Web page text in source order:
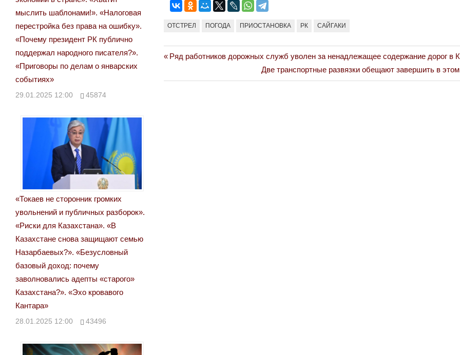
ОТСТРЕЛ ПОГОДА ПРИОСТАНОВКА РК САЙГАКИ
Навигация
по
Previous
Ряд работников дорожных служб уволен за ненадлежащее содержание дорог в
Next
Post:
Две транспортные развязки обещают завершить в
мыслить шаблонами!». «Налоговая
перестройка без права на ошибку».
«Почему президент РК публично
поддержал народного писателя?».
«Приговоры по делам о январских
событиях»
29.01.2025 12:00 45874
«Токаев не сторонник громких
увольнений и публичных разборок».
«Риски для Казахстана». «В
Казахстане снова защищают семью
Назарбаевых?». «Безусловный
базовый доход: почему
заволновались адепты «старого»
Казахстана?». «Эхо кровавого
Кантара»
28.01.2025 12:00 43496